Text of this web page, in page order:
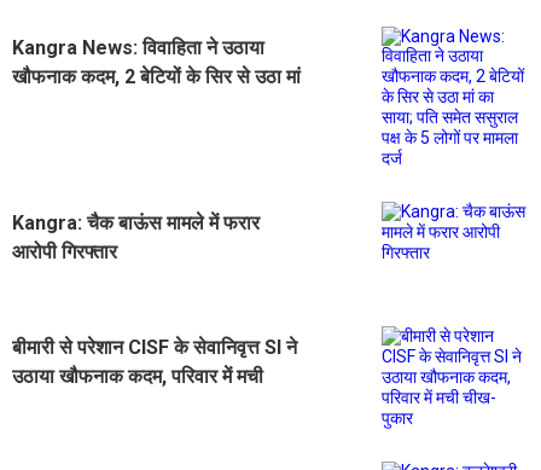
Kangra News: विवाहिता ने उठाया
खौफनाक कदम, 2 बेटियों के सिर से उठा मां
Kangra: चैक बाऊंस मामले में फरार
आरोपी गिरफ्तार
बीमारी से परेशान CISF के सेवानिवृत्त SI ने
उठाया खौफनाक कदम, परिवार में मची